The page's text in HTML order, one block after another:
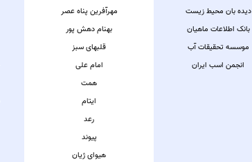
دیده بان محیط زیست
بانک اطلاعات ماهیان
موسسه تحقیقات آب
انجمن اسب ایران
مهرآفرین پناه عصر
بهنام دهش پور
قلبهای سبز
امام علی
همت
ایتام
رعد
پیوند
هیوای ژیان